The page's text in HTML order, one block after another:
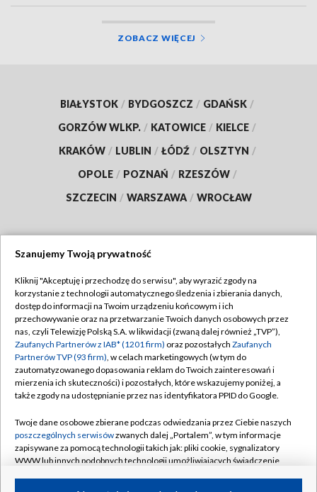
ZOBACZ WIĘCEJ
BIAŁYSTOK / BYDGOSZCZ / GDAŃSK /
GORZÓW WLKP. / KATOWICE / KIELCE /
KRAKÓW / LUBLIN / ŁÓDŹ / OLSZTYN /
OPOLE / POZNAŃ / RZESZÓW /
SZCZECIN / WARSZAWA / WROCŁAW
TVP
Abonament TVP
Emisja w TVP
Centrum informacji TVP
Naziemna Telewizja Cyfrowa
Rada Programowa
System NOS
Informacje o nadawcy
Regulamin TVP
Polityka prywatności
Moje zgody
Pomoc
Kontakt
Kanały
Szanujemy Twoją prywatność
Kliknij "Akceptuję i przechodzę do serwisu", aby wyrazić zgody na
korzystanie z technologii automatycznego śledzenia i zbierania danych,
dostęp do informacji na Twoim urządzeniu końcowym i ich
przechowywanie oraz na przetwarzanie Twoich danych osobowych przez
nas, czyli Telewizję Polską S.A. w likwidacji (zwaną dalej również „TVP”),
Zaufanych Partnerów z IAB* (1201 firm) oraz pozostałych Zaufanych
Partnerów TVP (93 firm), w celach marketingowych (w tym do
zautomatyzowanego dopasowania reklam do Twoich zainteresowań i
mierzenia ich skuteczności) i pozostałych, które wskazujemy poniżej, a
także zgody na udostępnianie przez nas identyfikatora PPID do Google.
Twoje dane osobowe zbierane podczas odwiedzania przez Ciebie naszych
poszczególnych serwisówzwanych dalej „Portalem”, w tym informacje
zapisywane za pomocą technologii takich jak: pliki cookie, sygnalizatory
WWW lub innych podobnych technologii umożliwiających świadczenie